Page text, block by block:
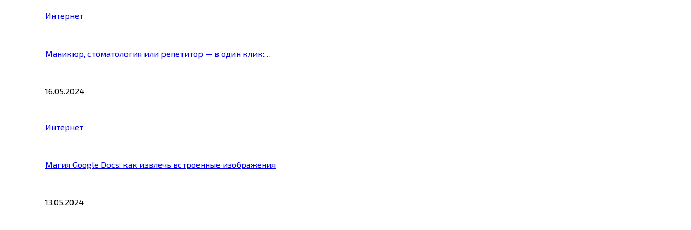
Интернет
Маникюр, стоматология или репетитор — в один клик:…
16.05.2024
Интернет
Магия Google Docs: как извлечь встроенные изображения
13.05.2024